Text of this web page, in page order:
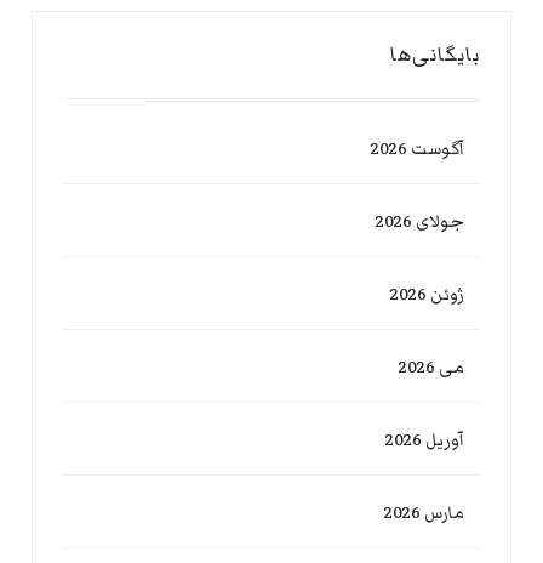
بایگانی‌ها
آگوست 2026
جولای 2026
ژوئن 2026
می 2026
آوریل 2026
مارس 2026